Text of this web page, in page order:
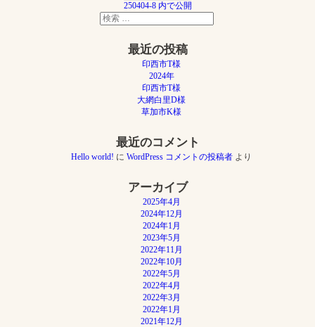
250404-8 内で公開
検
最近の投稿
印西市T様
2024年
印西市T様
大網白里D様
草加市K様
最近のコメント
Hello world! にWordPress コメントの投稿者 より
アーカイブ
2025年4月
2024年12月
2024年1月
2023年5月
2022年11月
2022年10月
2022年5月
2022年4月
2022年3月
2022年1月
2021年12月